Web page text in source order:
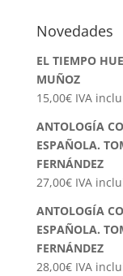
Novedades
EL TIEMPO
MUÑOZ
15,00€ IVA
ANTOLOGÍA
ESPAÑOLA.
FERNÁNDEZ
27,00€ IVA
ANTOLOGÍA
ESPAÑOLA.
FERNÁNDEZ
28,00€ IVA